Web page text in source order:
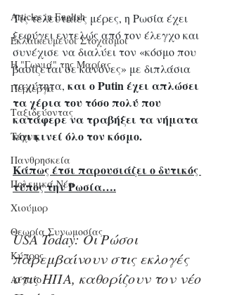
Articles in English
Εκλαϊκευμένοι Στοχασμοί
Η "Γωνιά" της Μαρίας
Περίεργα
Ταξιδεύοντας
Τέχνη
Πανθρησκεία
Πολεμικά Νέα
Χιούμορ
Θεωρία Συνωμοσίας
Κύπρος
Αιγαίο
Τις τελευταίες μέρες, η Ρωσία έχει
ξεφύγει εντελώς από τον έλεγχο και
συνέχισε να διαλύει τον «κόσμο που
βασίζεται σε κανόνες» με διπλάσια
ταχύτητα, και ο Putin έχει απλώσει
τα χέρια του τόσο πολύ που
κατάφερε να τραβήξει τα νήματα
και κινεί όλο τον κόσμο.
Κάπως έτσι παρουσιάζει ο δυτικός
τύπος την Ρωσία….
USA Today: Οι Ρώσοι
παρεμβαίνουν στις εκλογές
στις ΗΠΑ, καθορίζουν τον νέο